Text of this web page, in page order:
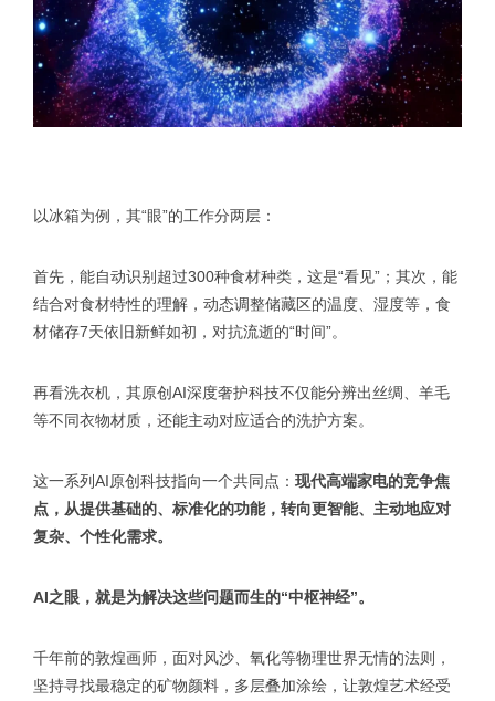
以冰箱为例，其“眼”的工作分两层：
首先，能自动识别超过300种食材种类，这是“看见”；其次，能
结合对食材特性的理解，动态调整储藏区的温度、湿度等，食
材储存7天依旧新鲜如初，对抗流逝的“时间”。
再看洗衣机，其原创AI深度奢护科技不仅能分辨出丝绸、羊毛
等不同衣物材质，还能主动对应适合的洗护方案。
这一系列AI原创科技指向一个共同点： 现代高端家电的竞争焦
点，从提供基础的、标准化的功能，转向更智能、主动地应对
复杂、个性化需求。
AI之眼，就是为解决这些问题而生的“中枢神经”。
千年前的敦煌画师，面对风沙、氧化等物理世界无情的法则，
坚持寻找最稳定的矿物颜料，多层叠加涂绘，让敦煌艺术经受